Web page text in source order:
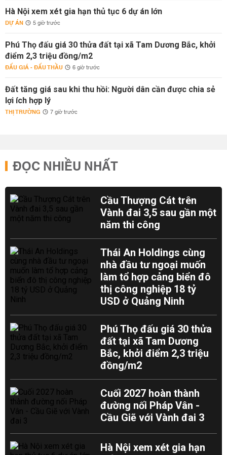
Hà Nội xem xét gia hạn thủ tục 6 dự án lớn
DỰ ÁN 5 giờ trước
Phú Thọ đấu giá 30 thửa đất tại xã Tam Dương Bắc, khởi
điểm 2,3 triệu đồng/m2
ĐẤU GIÁ - ĐẤU THẦU 6 giờ trước
Đất tăng giá sau khi thu hồi: Người dân cần được chia sẻ
lợi ích hợp lý
THỊ TRƯỜNG 7 giờ trước
ĐỌC NHIỀU NHẤT
Cầu Thượng Cát trên
Vành đai 3,5 sau gần một
năm thi công
Thái An Holdings cùng
nhà đầu tư ngoại muốn
làm tổ hợp cảng biển đô
thị công nghiệp 18 tỷ
USD ở Quảng Ninh
Phú Thọ đấu giá 30 thửa
đất tại xã Tam Dương
Bắc, khởi điểm 2,3 triệu
đồng/m2
Cuối 2027 hoàn thành
đường nối Pháp Vân -
Cầu Giẽ với Vành đai 3
Hà Nội xem xét gia hạn